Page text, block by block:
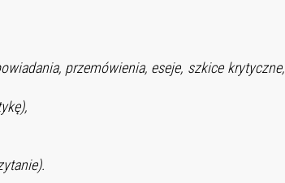
przemówienia, eseje, szkice krytyczne,